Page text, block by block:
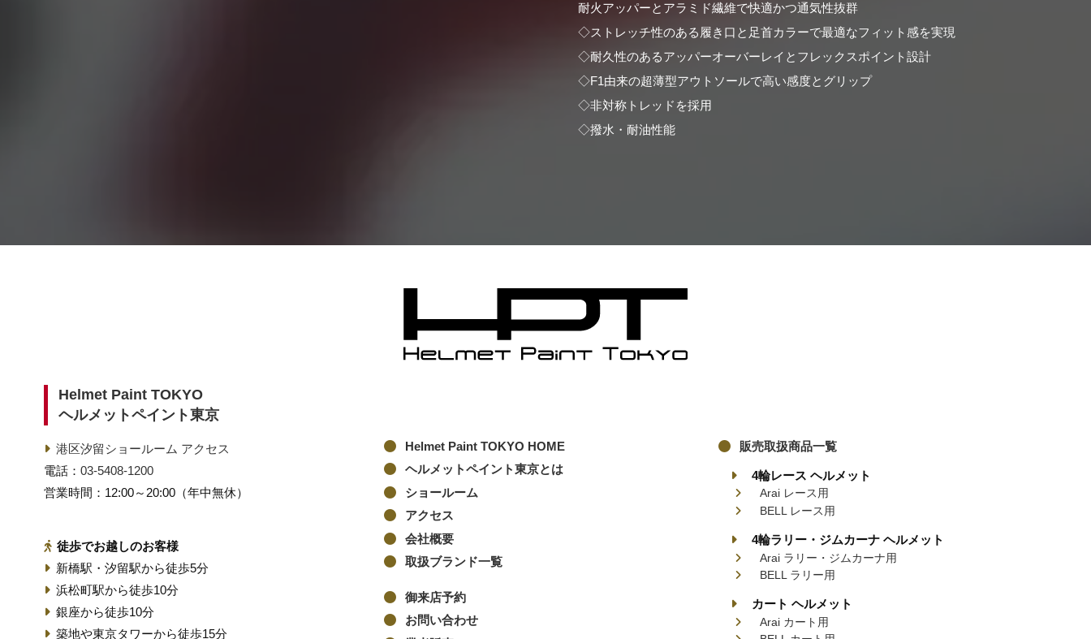
耐火アッパーとアラミド繊維で快適かつ通気性抜群
◇ストレッチ性のある履き口と足首カラーで最適なフィット感を実現
◇耐久性のあるアッパーオーバーレイとフレックスポイント設計
◇F1由来の超薄型アウトソールで高い感度とグリップ
◇非対称トレッドを採用
◇撥水・耐油性能
Helmet Paint TOKYO
ヘルメットペイント東京
港区汐留ショールーム アクセス
電話： 03-5408-1200
営業時間：12:00～20:00（年中無休）
徒歩でお越しのお客様
新橋駅・汐留駅から徒歩5分
浜松町駅から徒歩10分
銀座から徒歩10分
築地や東京タワーから徒歩15分
Helmet Paint TOKYO HOME
ヘルメットペイント東京とは
ショールーム
アクセス
会社概要
取扱ブランド一覧
御来店予約
お問い合わせ
販売取扱商品一覧
4輪レース ヘルメット
Arai レース用
BELL レース用
4輪ラリー・ジムカーナ ヘルメット
Arai ラリー・ジムカーナ用
BELL ラリー用
カート ヘルメット
Arai カート用